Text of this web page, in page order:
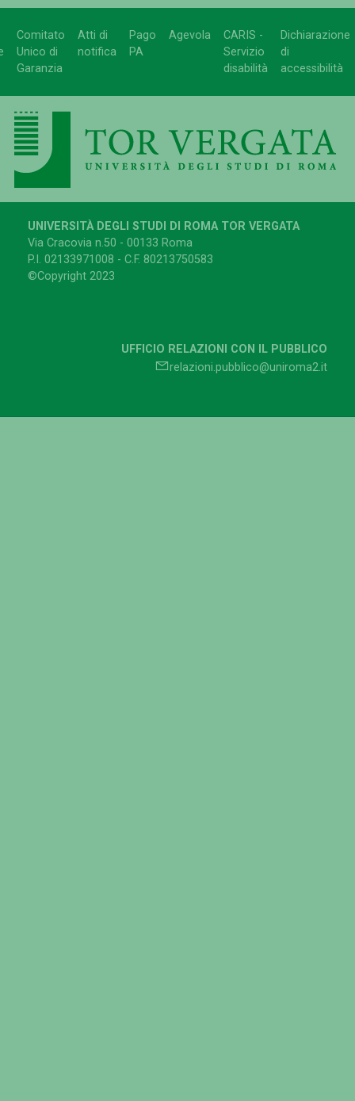
Comitato
Unico di
Garanzia
Atti di
notifica
Pago
PA
Agevola
CARIS -
Servizio
disabilità
Dichiarazione
di
accessibilità
UNIVERSITÀ DEGLI STUDI DI ROMA TOR VERGATA
Via Cracovia n.50 - 00133 Roma
P.I. 02133971008 - C.F. 80213750583
©Copyright 2023
UFFICIO RELAZIONI CON IL PUBBLICO
relazioni.pubblico@uniroma2.it